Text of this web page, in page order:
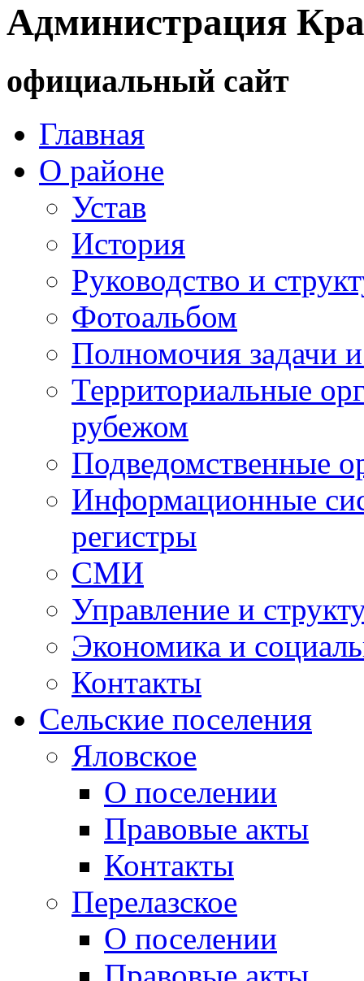
Администрация
официальный сайт
Главная
О районе
Устав
История
Руководство и
Фотоальбом
Полномочия задачи
Территориальные
рубежом
Подведомственные
Информационные
регистры
СМИ
Управление и
Экономика и
Контакты
Сельские поселения
Яловское
О поселении
Правовые акты
Контакты
Перелазское
О поселении